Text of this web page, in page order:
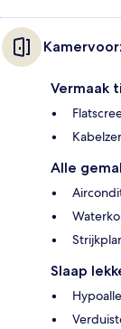
Vermaak
Alle
Slaap